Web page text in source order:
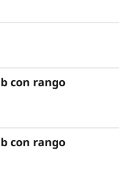
para
de
con rango
con rango